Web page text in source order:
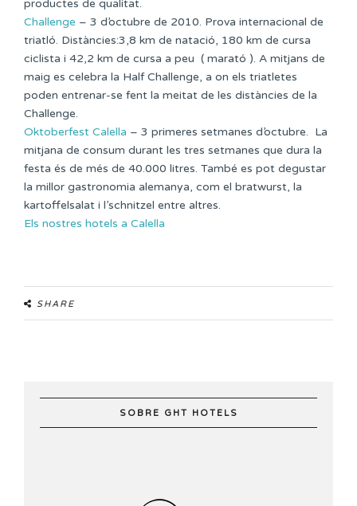
productes de qualitat.
Challenge – 3 d’octubre de 2010. Prova internacional de
triatló. Distàncies:3,8 km de natació, 180 km de cursa
ciclista i 42,2 km de cursa a peu ( marató ). A mitjans de
maig es celebra la Half Challenge, a on els triatletes
poden entrenar-se fent la meitat de les distàncies de la
Challenge.
Oktoberfest Calella – 3 primeres setmanes d’octubre. La
mitjana de consum durant les tres setmanes que dura la
festa és de més de 40.000 litres. També es pot degustar
la millor gastronomia alemanya, com el bratwurst, la
kartoffelsalat i l’schnitzel entre altres.
Els nostres hotels a Calella
SHARE
SOBRE GHT HOTELS